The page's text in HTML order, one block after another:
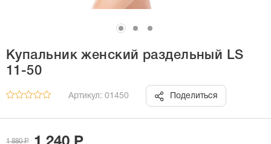
Купальник женский раздельный LS
11-50
Артикул: 01450 Поделиться
1 880 Р